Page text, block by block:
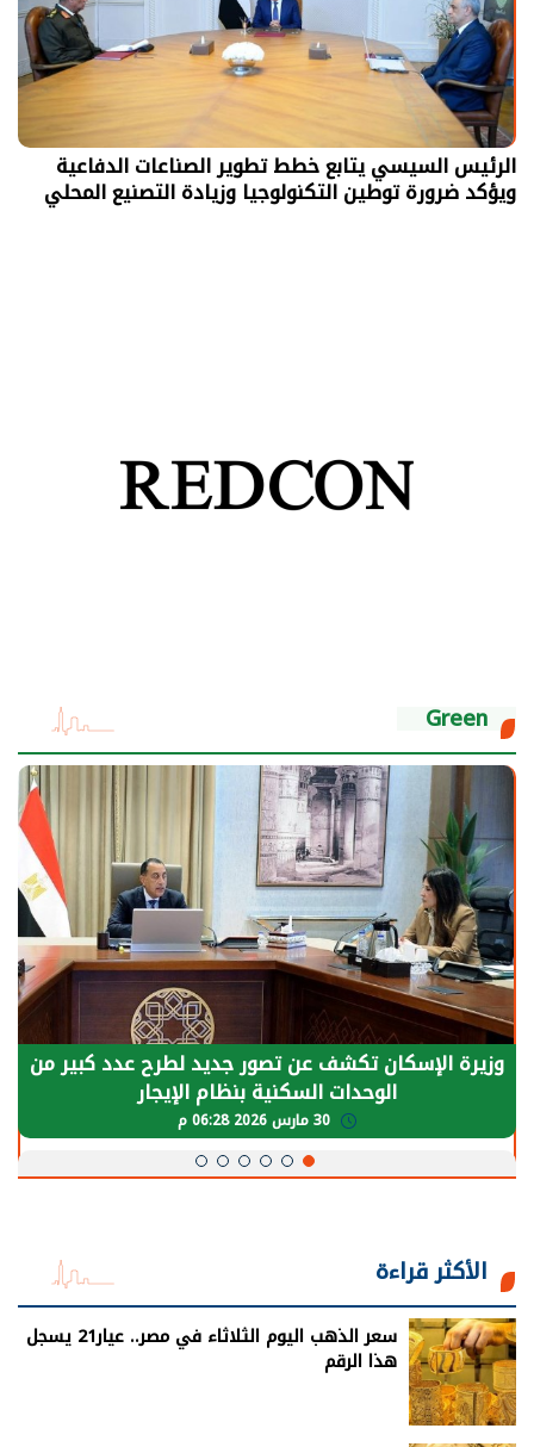
الرئيس السيسي يتابع خطط تطوير الصناعات الدفاعية
ويؤكد ضرورة توطين التكنولوجيا وزيادة التصنيع المحلي
Green
وزيرة الإسكان تكشف عن تصور جديد لطرح عدد كبير من
الوحدات السكنية بنظام الإيجار
الأكثر قراءة
سعر الذهب اليوم الثلاثاء في مصر.. عيار21 يسجل
هذا الرقم